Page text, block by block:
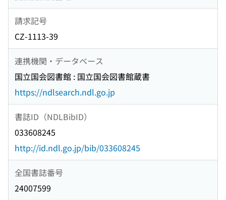
請求記号
CZ-1113-39
連携機関・データベース
国立国会図書館 : 国立国会図書館蔵書
https://ndlsearch.ndl.go.jp
書誌ID（NDLBibID）
033608245
http://id.ndl.go.jp/bib/033608245
全国書誌番号
24007599